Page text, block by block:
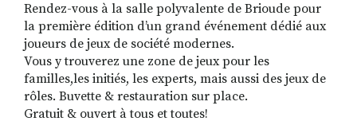
Rendez-vous à la salle polyvalente de Brioude pour
la première édition d’un grand événement dédié aux
joueurs de jeux de société modernes.
Vous y trouverez une zone de jeux pour les
familles,les initiés, les experts, mais aussi des jeux de
rôles. Buvette & restauration sur place.
Gratuit & ouvert à tous et toutes!